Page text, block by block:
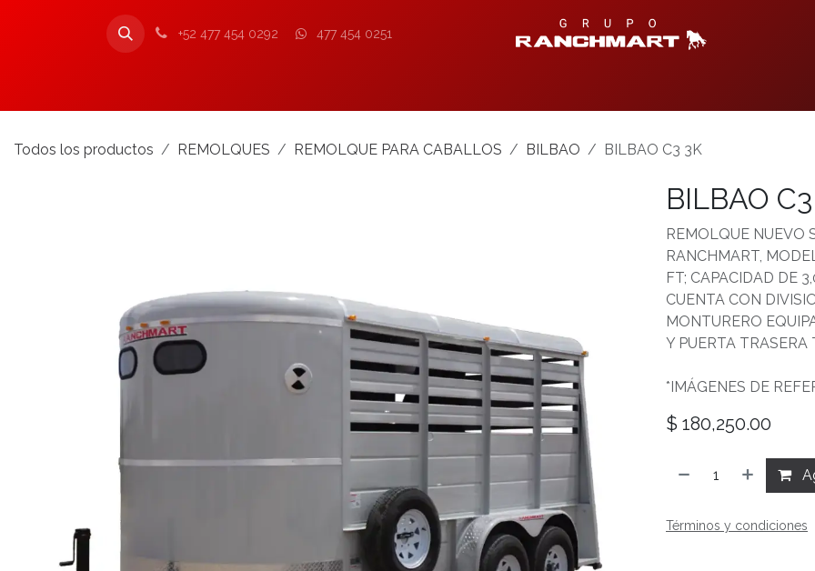
+52 477 454 0292 477 454 0251
Todos los productos REMOLQUES REMOLQUE PARA CABALLOS BILBAO BILBAO C3 3K
BILBAO
REMOLQUE NUEVO
RANCHMART,
FT; CAPACIDAD DE
CUENTA CON
MONTURERO
Y PUERTA TRASERA
*IMÁGENES DE
$ 180,250.00
Términos y condiciones